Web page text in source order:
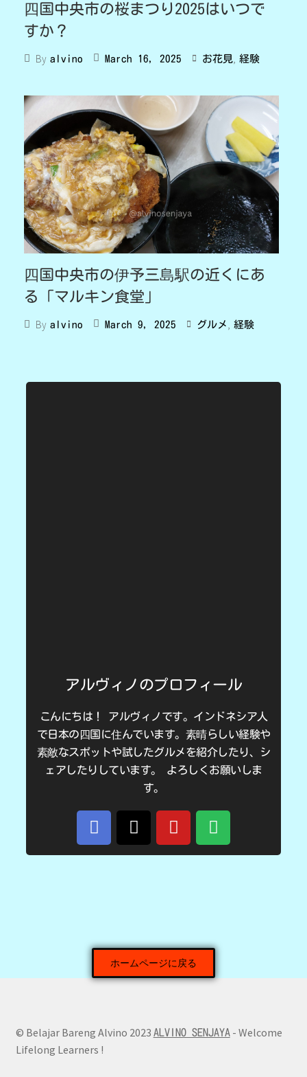
四国中央市の桜まつり2025はいつで
すか？
By alvino March 16, 2025 お花見, 経験
四国中央市の伊予三島駅の近くにあ
る「マルキン食堂」
By alvino March 9, 2025 グルメ , 経験
アルヴィノのプロフィール
こんにちは！ アルヴィノです。インドネシア人
で日本の四国に住んでいます。素晴らしい経験や
素敵なスポットや試したグルメを紹介したり、シ
ェアしたりしています。 よろしくお願いしま
す。
ホームページに戻る
© Belajar Bareng Alvino 2023 ALVINO SENJAYA- Welcome
Lifelong Learners !